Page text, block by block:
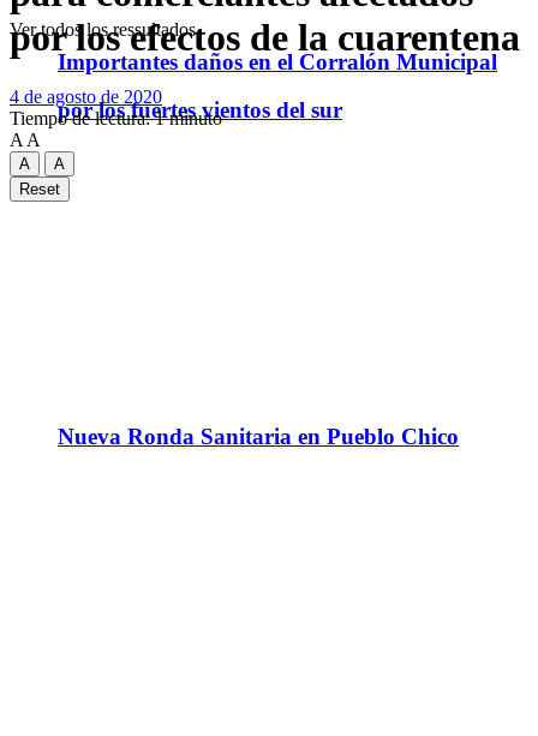
Importantes daños en el Corralón Municipal
por los fuertes vientos del sur
Nueva Ronda Sanitaria en Pueblo Chico
Ver todos los ressultados
por los efectos de la cuarentena
4 de agosto de 2020
Tiempo de lectura: 1 minuto
A A
A
A
Reset